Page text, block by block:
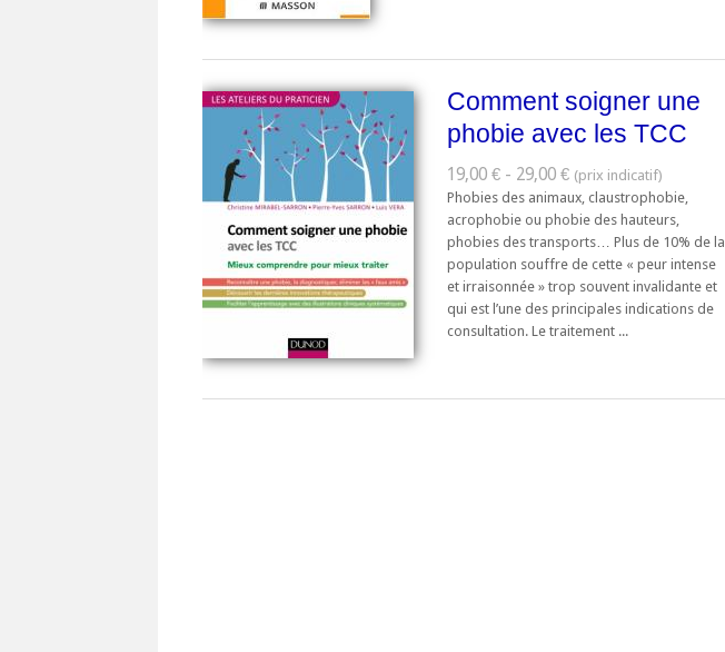
Comment soigner une
phobie avec les TCC
19,00 € - 29,00 €
Phobies des animaux, claustrophobie,
acrophobie ou phobie des hauteurs,
phobies des transports… Plus de 10% de la
population souffre de cette « peur intense
et irraisonnée » trop souvent invalidante et
qui est l’une des principales indications de
consultation. Le traitement ...